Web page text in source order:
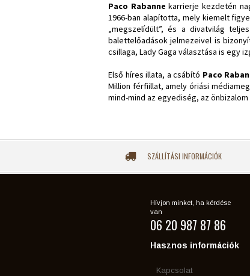
Paco Rabanne karrierje kezdetén
1966-ban alapította, mely kiemelt
„megszelídült”, és a divatvilág
balettelőadások jelmezeivel is
csillaga, Lady Gaga választása is egy
Első híres illata, a csábító Paco
Million férfiillat, amely óriási
mind-mind az egyediség, az
SZÁLLÍTÁSI INFORMÁCIÓK
Hívjon minket, ha kérdése
van
06 20 987 87 86
Hasznos információk
Kapcsolat